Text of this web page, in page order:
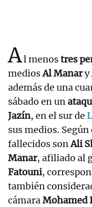
Al menostres
mediosAl Manary
además de una
sábado en un
Jazín, en el sur de
sus medios.
fallecidos sonAli
Manar, afiliado al
Fatouni,
también
cámaraMohamed